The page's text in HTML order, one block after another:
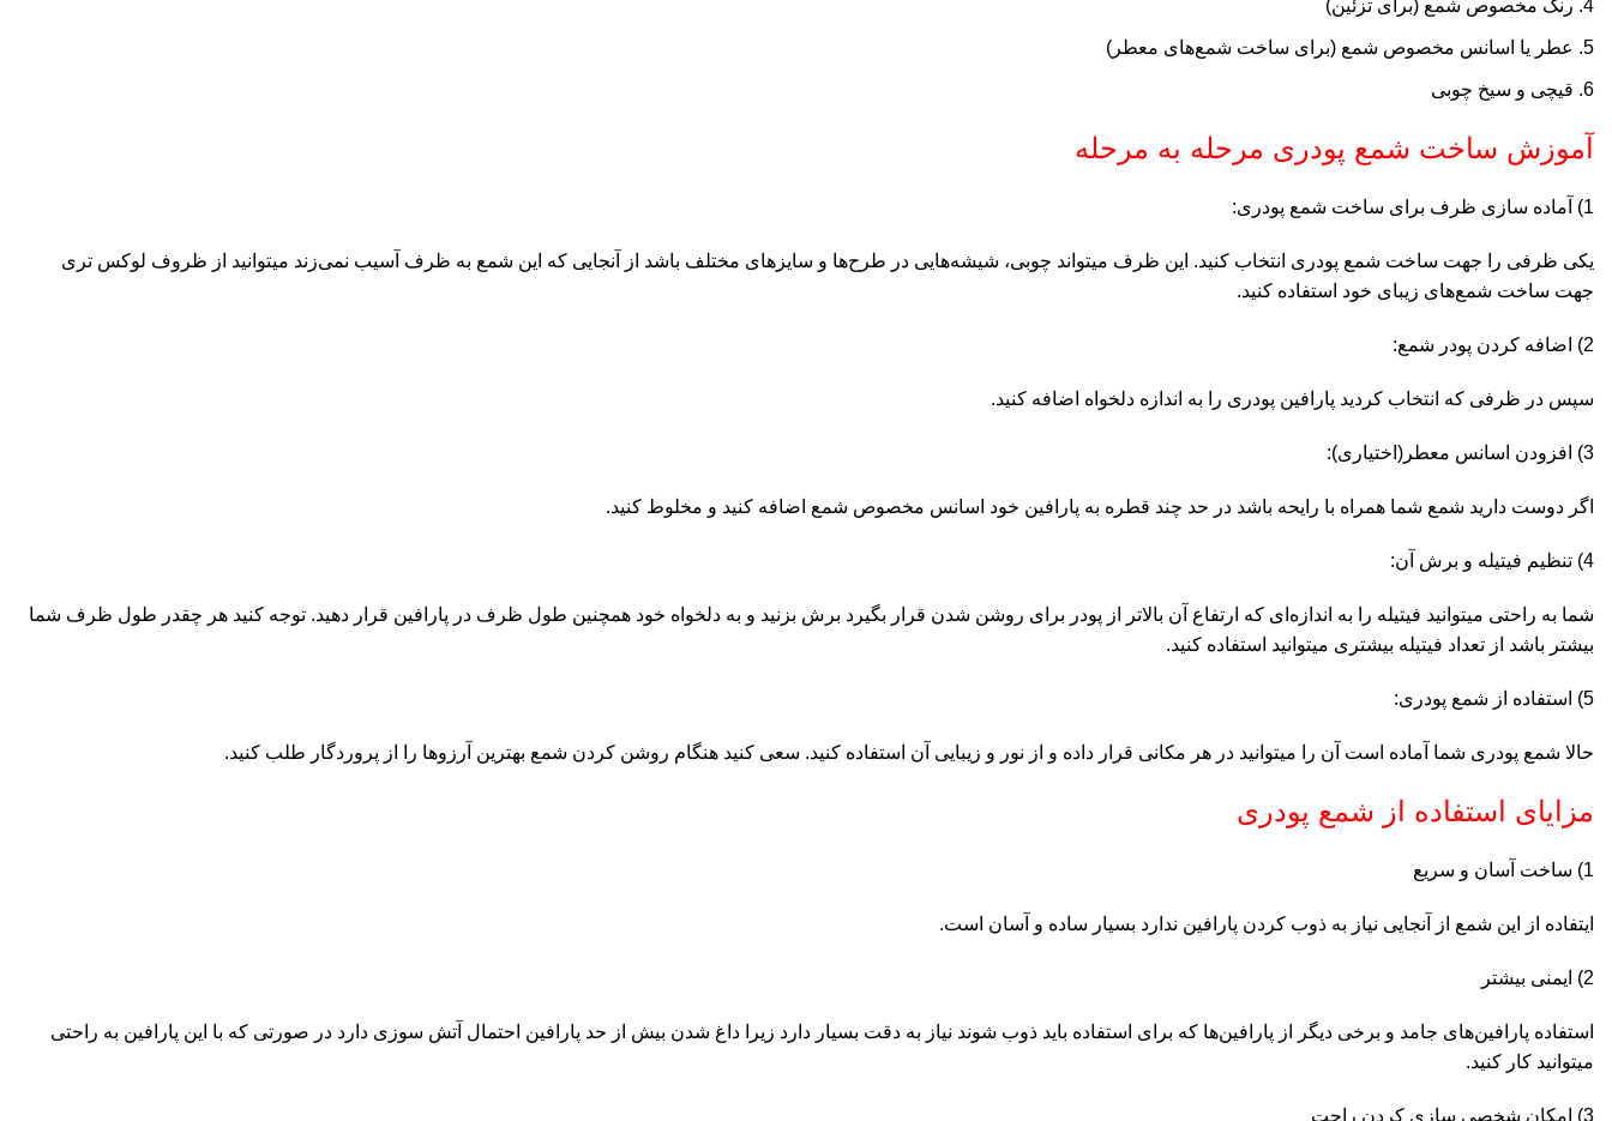
رنگ مخصوص شمع (برای تزئین)
عطر یا اسانس مخصوص شمع (برای ساخت شمع‌های معطر)
قیچی و سیخ چوبی
آموزش ساخت شمع پودری مرحله به مرحله
1) آماده سازی ظرف برای ساخت شمع پودری:
یکی ظرفی را جهت ساخت شمع پودری انتخاب کنید. این ظرف میتواند چوبی، شیشه‌‌هایی در طرح‌ها و سایز‌های مختلف باشد از آنجایی که این شمع به ظرف آسیب نمی‌زند میتوانید از ظروف لوکس تری
جهت ساخت شمع‌های زیبای خود استفاده کنید.
2) اضافه کردن پودر شمع:
سپس در ظرفی که انتخاب کردید پارافین پودری را به اندازه دلخواه اضافه کنید.
3) افزودن اسانس معطر(اختیاری):
اگر دوست دارید شمع شما همراه با رایحه باشد در حد چند قطره به پارافین خود اسانس مخصوص شمع اضافه کنید و مخلوط کنید.
4) تنظیم فیتیله و برش آن:
شما به راحتی میتوانید فیتیله را به اندازه‌ای که ارتفاع آن بالا‌تر از پودر برای روشن شدن قرار بگیرد برش بزنید و به دلخواه خود همچنین طول ظرف در پارافین قرار دهید. توجه کنید هر چقدر طول ظرف شما
بیشتر باشد از تعداد فیتیله بیشتری میتوانید استفاده کنید.
5) استفاده از شمع پودری:
حالا شمع پودری شما آماده است آن را میتوانید در هر مکانی قرار داده و از نور و زیبایی آن استفاده کنید. سعی کنید هنگام روشن کردن شمع بهترین آرزو‌ها را از پروردگار طلب کنید.
مزایای استفاده از شمع پودری
1) ساخت آسان و سریع
ایتفاده از این شمع از آنجایی نیاز به ذوب کردن پارافین ندارد بسیار ساده و آسان است.
2) ایمنی بیشتر
استفاده پارافین‌های جامد و برخی دیگر از پارافین‌ها که برای استفاده باید ذوب شوند نیاز به دقت بسیار دارد زیرا داغ شدن بیش از حد پارافین احتمال آتش سوزی دارد در صورتی که با این پارافین به راحتی
میتوانید کار کنید.
3) امکان شخصی سازی کردن راحت